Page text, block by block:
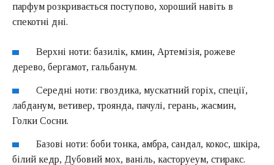
парфум розкривається поступово, хороший навіть в
спекотні дні.
Верхні ноти: базилік, кмин, Артемізія, рожеве
дерево, бергамот, гальбанум.
Середні ноти: гвоздика, мускатний горіх, спеції,
лабданум, ветивер, троянда, пачулі, герань, жасмин,
Голки Сосни.
Базові ноти: боби тонка, амбра, сандал, кокос, шкіра,
білий кедр, Дубовий мох, ваніль, касторуеум, стиракс.